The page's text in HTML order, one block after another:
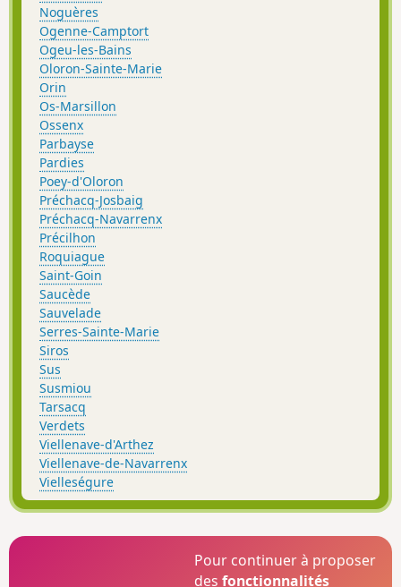
Noguères
Ogenne-Camptort
Ogeu-les-Bains
Oloron-Sainte-Marie
Orin
Os-Marsillon
Ossenx
Parbayse
Pardies
Poey-d'Oloron
Préchacq-Josbaig
Préchacq-Navarrenx
Précilhon
Roquiague
Saint-Goin
Saucède
Sauvelade
Serres-Sainte-Marie
Siros
Sus
Susmiou
Tarsacq
Verdets
Viellenave-d'Arthez
Viellenave-de-Navarrenx
Vielleségure
Pour continuer à proposer
desfonctionnalités